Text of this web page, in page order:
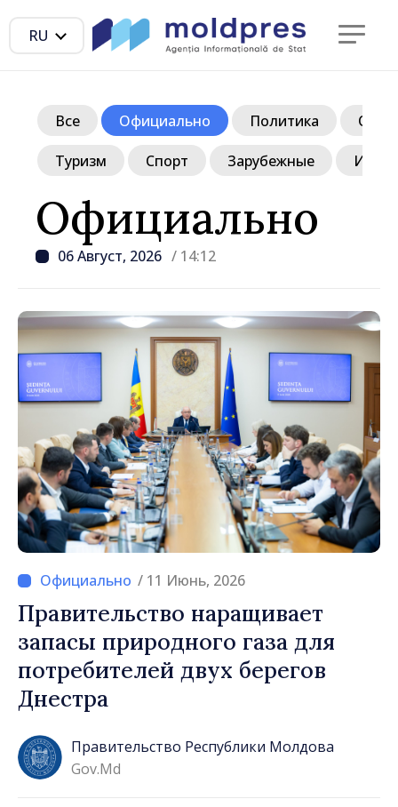
RU
Официально
06 Август, 2026 / 14:12
Все Официально Политика
Туризм Спорт Зарубежные
/ 11 Июнь, 2026
Правительство наращивает
запасы природного газа для
потребителей двух берегов
Днестра
Правительство Республики Молдова
Gov.md